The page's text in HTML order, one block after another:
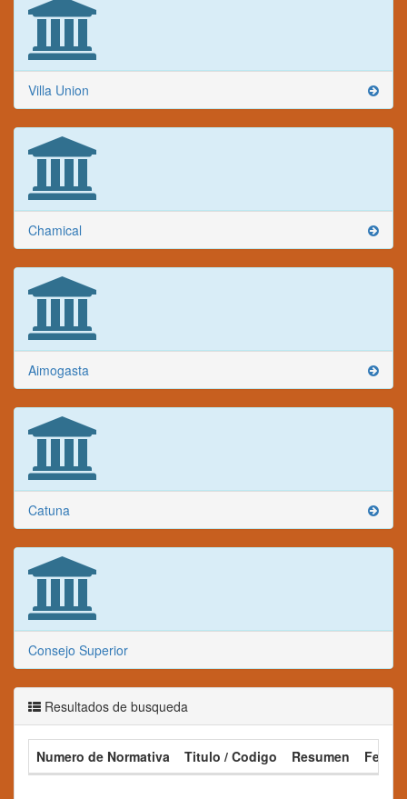
Villa Union
Chamical
Aimogasta
Catuna
Consejo Superior
Resultados de busqueda
Numero de Normativa Titulo / Codigo Resumen Fecha